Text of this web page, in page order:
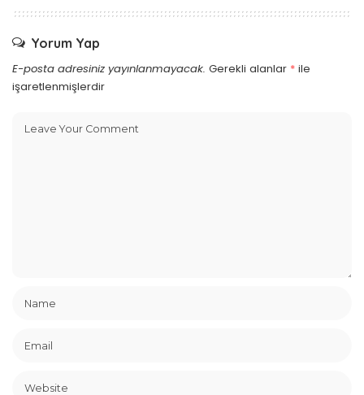
Yorum Yap
E-posta adresiniz yayınlanmayacak. Gerekli alanlar * ile
işaretlenmişlerdir